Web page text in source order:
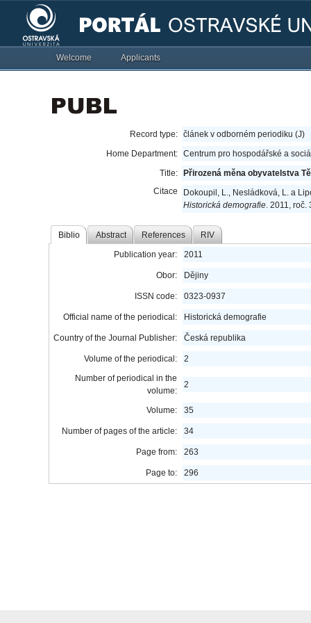
Welcome Applicants
Record type: článek v odborném periodiku (J)
Home Department: Centrum pro hospodářské a
Title:
Přirozená měna obyvatelstva
Citace
Dokoupil, L., Nesládková, L. a
Historická demografie. 2011, roč.
Biblio Abstract References RIV
Publication year: 2011
Obor: Dějiny
ISSN code: 0323-0937
Official name of the periodical: Historická demografie
Country of the Journal Publisher: Česká republika
Volume of the periodical:
2
Number of periodical in the
volume:
2
Volume: 35
Number of pages of the article: 34
Page from: 263
Page to: 296